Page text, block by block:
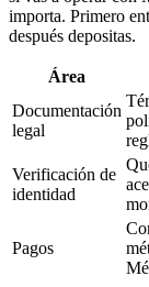
importa. Primero
después depositas.
Área
Documentación
legal
Verificación de
identidad
Pagos